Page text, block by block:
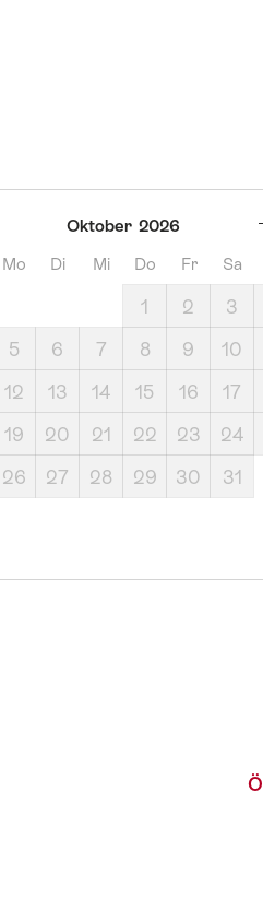
Oktober 2026
Mo Di Mi Do Fr Sa
1 2 3
5
6 7 8 9 10
12
13 14 15 16 17
19
20 21 22 23 24
26
27 28 29 30 31